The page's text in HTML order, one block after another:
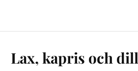
Lax, kapris och dill